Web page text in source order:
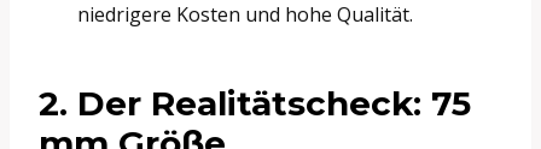
niedrigere Kosten und hohe Qualität.
2. Der Realitätscheck: 75